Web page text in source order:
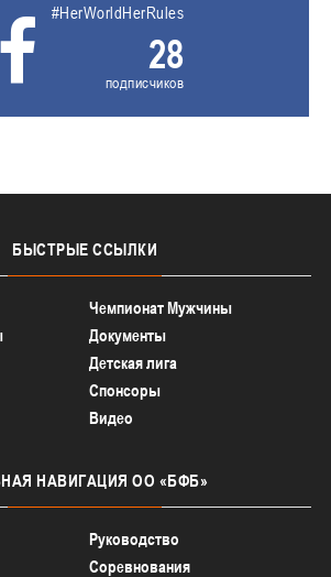
#HerWorldHerRules
28
подписчиков
БЫСТРЫЕ ССЫЛКИ
Чемпионат Мужчины
Документы
Детская лига
Спонсоры
Видео
НАВИГАЦИЯ ОО «БФБ»
Руководство
Соревнования